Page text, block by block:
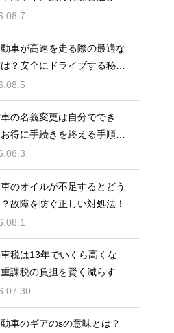
車が高速を走る際の最適な
？安全にドライブする秘
の名義変更は自分ででき
得に手続きを終える手順を
のオイルが不足するとどう
故障を防ぐ正しい対処法！
税は13年でいくら高くな
課税の負担を賢く減らす秘
車のギアのsの意味とは？